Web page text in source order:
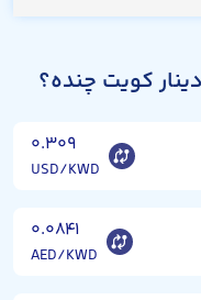
کویت چنده؟
۰.۳۰۹
USD/KWD
۰.۰۸۴۱
AED/KWD